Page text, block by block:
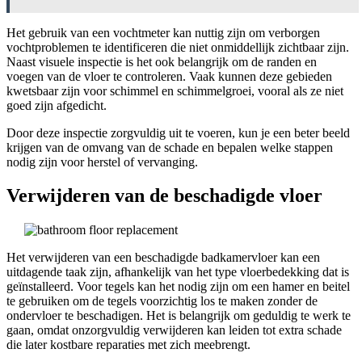
Het gebruik van een vochtmeter kan nuttig zijn om verborgen
vochtproblemen te identificeren die niet onmiddellijk zichtbaar zijn.
Naast visuele inspectie is het ook belangrijk om de randen en
voegen van de vloer te controleren. Vaak kunnen deze gebieden
kwetsbaar zijn voor schimmel en schimmelgroei, vooral als ze niet
goed zijn afgedicht.
Door deze inspectie zorgvuldig uit te voeren, kun je een beter beeld
krijgen van de omvang van de schade en bepalen welke stappen
nodig zijn voor herstel of vervanging.
Verwijderen van de beschadigde vloer
Het verwijderen van een beschadigde badkamervloer kan een
uitdagende taak zijn, afhankelijk van het type vloerbedekking dat is
geïnstalleerd. Voor tegels kan het nodig zijn om een hamer en beitel
te gebruiken om de tegels voorzichtig los te maken zonder de
ondervloer te beschadigen. Het is belangrijk om geduldig te werk te
gaan, omdat onzorgvuldig verwijderen kan leiden tot extra schade
die later kostbare reparaties met zich meebrengt.